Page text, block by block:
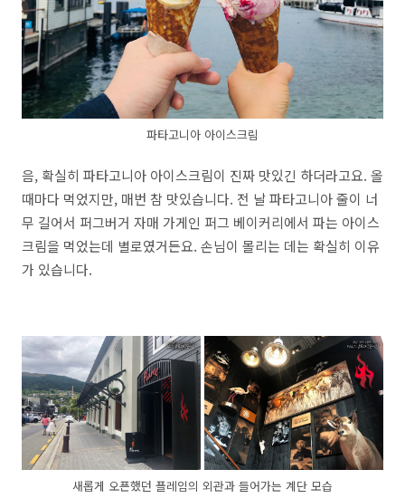
파타고니아 아이스크림
음, 확실히 파타고니아 아이스크림이 진짜 맛있긴 하더라고요. 올
때마다 먹었지만, 매번 참 맛있습니다. 전 날 파타고니아 줄이 너
무 길어서 퍼그버거 자매 가게인 퍼그 베이커리에서 파는 아이스
크림을 먹었는데 별로였거든요. 손님이 몰리는 데는 확실히 이유
가 있습니다.
새롭게 오픈했던 플레임의 외관과 들어가는 계단 모습